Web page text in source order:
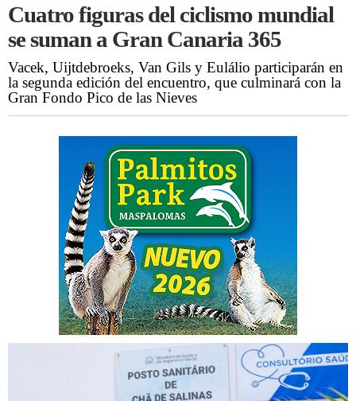
Cuatro figuras del ciclismo mundial
se suman a Gran Canaria 365
Vacek, Uijtdebroeks, Van Gils y Eulálio participarán en
la segunda edición del encuentro, que culminará con la
Gran Fondo Pico de las Nieves